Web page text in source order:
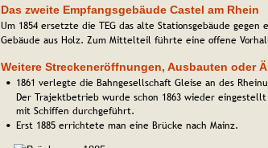
Das zweite Empfangsgebäude Castel am Rhein
Um 1854 ersetzte die TEG das alte Stationsgebäude gegen
Gebäude aus Holz. Zum Mittelteil führte eine offene
Weitere Streckeneröffnungen, Ausbauten oder
• 1861 verlegte die Bahngesellschaft Gleise an des
Der Trajektbetrieb wurde schon 1863 wieder
mit Schiffen durchgeführt.
• Erst 1885 errichtete man eine Brücke nach Mainz.